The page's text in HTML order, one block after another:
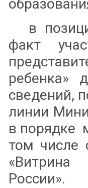
в
факт
ребенка»
сведений,
линии
в порядке
том числе
России».